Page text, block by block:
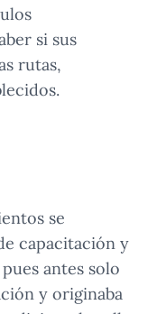
si sus
rutas,
se
capacitación y
antes solo
y originaba